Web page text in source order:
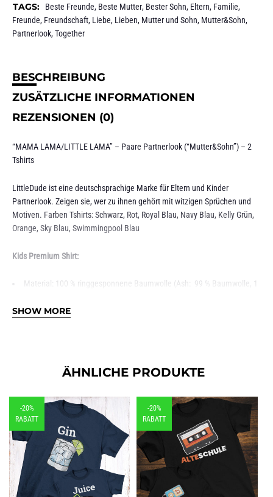
TAGS: Beste Freunde, Beste Mutter, Bester Sohn, Eltern, Familie,
Freunde, Freundschaft, Liebe, Lieben, Mutter und Sohn, Mutter&Sohn,
Partnerlook,Together
BESCHREIBUNG
ZUSÄTZLICHE INFORMATIONEN
REZENSIONEN (0)
“MAMA LAMA/LITTLE LAMA” – Paare Partnerlook (“Mutter&Sohn”) – 2
Tshirts
LittleDude ist eine deutschsprachige Marke für Eltern und Kinder
Partnerlook. Zeigen sie, wer zu ihnen gehört mit witzigen Sprüchen und
Motiven. Farben Tshirts: Schwarz, Rot, Royal Blau, Navy Blau, Kelly Grün,
Orange, Sky Blau, Swimmingpool Blau
Kids Premium Shirt:
Material: 100 % ringgesponnene Baumwolle (Ash: 99 % Baumwolle, 1
Grammatur: 185 g/m²
Schnitt: Regular Fit (großzügig geschnitten)
Single Jersey
SHOW MORE
ÄHNLICHE PRODUKTE
-20%
RABATT
-20%
RABATT